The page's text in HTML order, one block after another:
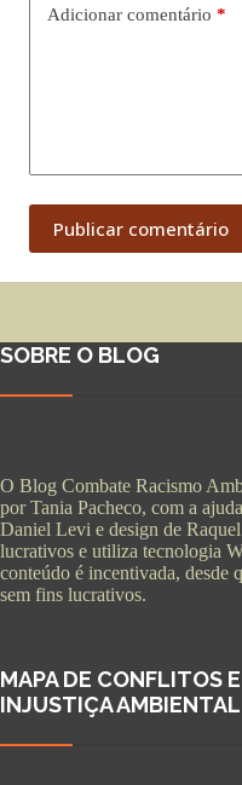
Adicionar comentário *
Publicar comentário
SOBRE O BLOG
O Blog Combate Racismo
por Tania Pacheco, com a
Daniel Levi e design de
lucrativos e utiliza tecnologia
conteúdo é incentivada, desde
sem fins lucrativos.
MAPA DE CONFLITOS
INJUSTIÇA AMBIENTAL